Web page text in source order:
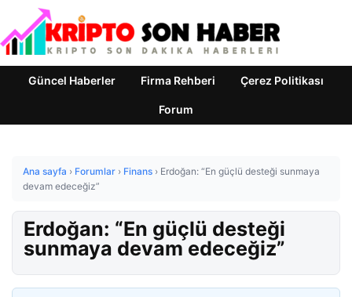
Güncel Haberler Firma Rehberi Çerez Politikası
Forum
Ana sayfa › Forumlar › Finans › Erdoğan: “En güçlü desteği sunmaya
devam edeceğiz”
Erdoğan: “En güçlü desteği
sunmaya devam edeceğiz”